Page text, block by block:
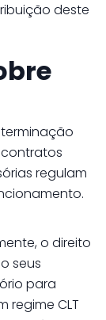
deste
regulam
o direito
seus
para
regime CLT